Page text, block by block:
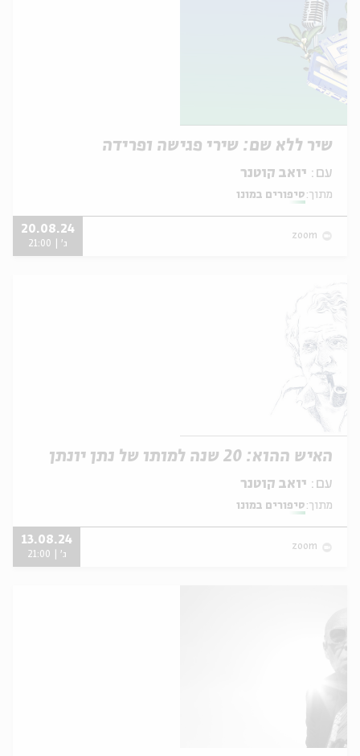
שיר ללא שם: שירי פגישה ופרידה
עם:
מתוך: סיפורים במונו
zoom
20.08.24
ג' | 21:00
האיש ההוא: 20 שנה למותו של נתן יונתן
עם:
מתוך: סיפורים במונו
zoom
13.08.24
ג' | 21:00